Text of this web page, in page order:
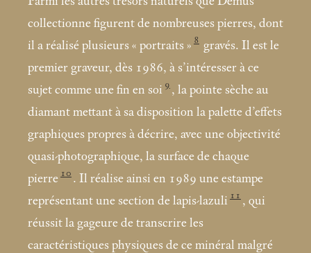
collectionne figurent de nombreuses pierres, dont
il a réalisé plusieurs « portraits » 8 gravés. Il est le
premier graveur, dès 1986, à s’intéresser à ce
sujet comme une fin en soi 9 , la pointe sèche au
diamant mettant à sa disposition la palette d’effets
graphiques propres à décrire, avec une objectivité
quasi-photographique, la surface de chaque
pierre 10 . Il réalise ainsi en 1989 une estampe
représentant une section de lapis-lazuli 11 , qui
réussit la gageure de transcrire les
caractéristiques physiques de ce minéral malgré